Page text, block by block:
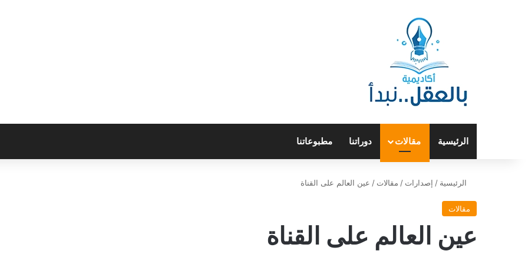
الرئيسية مقالات دوراتنا مطبوعاتنا
الرئيسية / إصدارات / مقالات / عين العالم على القناة
مقالات
عين العالم على القناة